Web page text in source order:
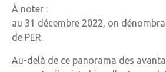
À noter :
au 31 décembre 2022, on
de PER.
Au-delà de ce panorama des